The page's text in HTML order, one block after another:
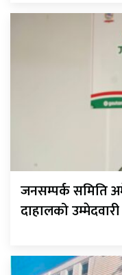
जनसम्पर्क समिति
दाहालको